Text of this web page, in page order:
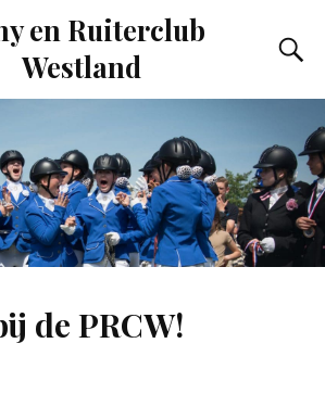
en Ruiterclub
Westland
de PRCW!